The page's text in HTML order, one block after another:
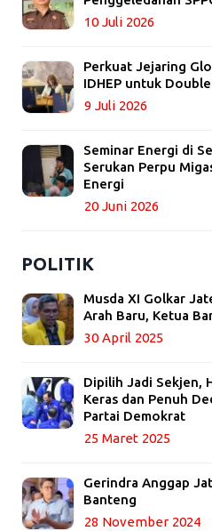
10 Juli 2026
Perkuat Jejaring
IDHEP untuk
9 Juli 2026
Seminar Energi di
Serukan Perpu
Energi
20 Juni 2026
POLITIK
Musda XI Golkar
Arah Baru, Ketua
30 April 2025
Dipilih Jadi Sekjen,
Keras dan Penuh
Partai Demokrat
25 Maret 2025
Gerindra Anggap
Banteng
28 November 2024